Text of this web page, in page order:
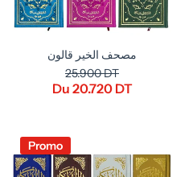
مصحف الخير قالون
25.900 DT
Du 20.720 DT
Promo